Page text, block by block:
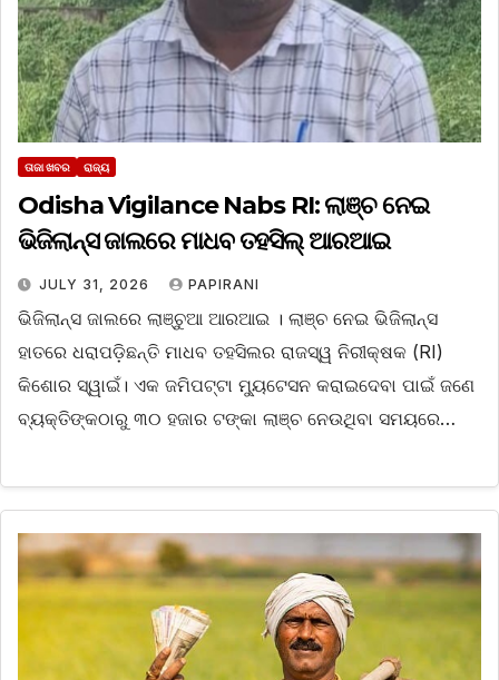
ତାଜା ଖବର ରାଜ୍ୟ
Odisha Vigilance Nabs RI: ଲାଞ୍ଚ ନେଇ
ଭିଜିଲାନ୍ସ ଜାଲରେ ମାଧବ ତହସିଲ୍ ଆରଆଇ
JULY 31, 2026 PAPIRANI
ଭିଜିଲାନ୍ସ ଜାଲରେ ଲାଞ୍ଚୁଆ ଆରଆଇ । ଲାଞ୍ଚ ନେଇ ଭିଜିଲାନ୍ସ
ହାତରେ ଧରାପଡ଼ିଛନ୍ତି ମାଧବ ତହସିଲର ରାଜସ୍ୱ ନିରୀକ୍ଷକ (RI)
କିଶୋର ସ୍ୱାଇଁ। ଏକ ଜମିପଟ୍ଟା ମ୍ୟୁଟେସନ କରାଇଦେବା ପାଇଁ ଜଣେ
ବ୍ୟକ୍ତିଙ୍କଠାରୁ ୩୦ ହଜାର ଟଙ୍କା ଲାଞ୍ଚ ନେଉଥିବା ସମୟରେ…